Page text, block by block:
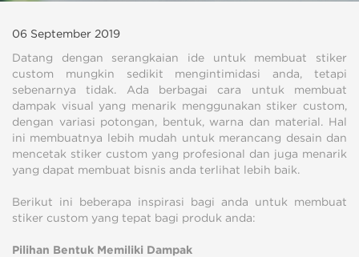
06 September 2019
Datang dengan serangkaian ide untuk membuat stiker
custom mungkin sedikit mengintimidasi anda, tetapi
sebenarnya tidak. Ada berbagai cara untuk membuat
dampak visual yang menarik menggunakan stiker custom,
dengan variasi potongan, bentuk, warna dan material. Hal
ini membuatnya lebih mudah untuk merancang desain dan
mencetak stiker custom yang profesional dan juga menarik
yang dapat membuat bisnis anda terlihat lebih baik.
Berikut ini beberapa inspirasi bagi anda untuk membuat
stiker custom yang tepat bagi produk anda:
Pilihan Bentuk Memiliki Dampak